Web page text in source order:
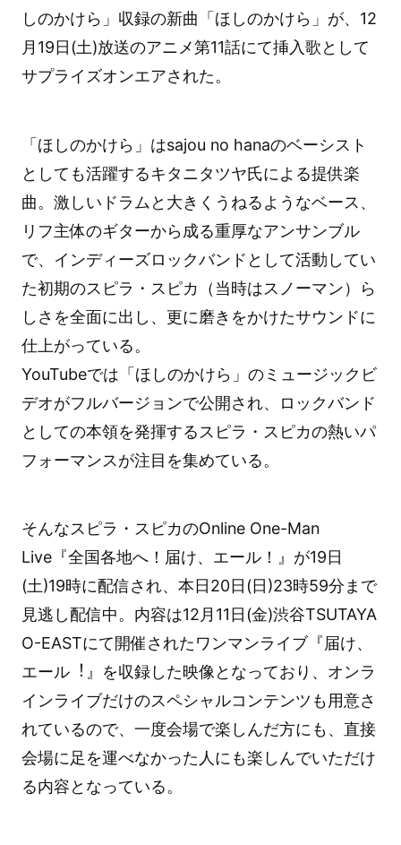
しのかけら」収録の新曲「ほしのかけら」が、12
月19日(土)放送のアニメ第11話にて挿入歌として
サプライズオンエアされた。
「ほしのかけら」はsajou no hanaのベーシスト
としても活躍するキタニタツヤ氏による提供楽
曲。激しいドラムと大きくうねるようなベース、
リフ主体のギターから成る重厚なアンサンブル
で、インディーズロックバンドとして活動してい
た初期のスピラ・スピカ（当時はスノーマン）ら
しさを全面に出し、更に磨きをかけたサウンドに
仕上がっている。
YouTubeでは「ほしのかけら」のミュージックビ
デオがフルバージョンで公開され、ロックバンド
としての本領を発揮するスピラ・スピカの熱いパ
フォーマンスが注目を集めている。
そんなスピラ・スピカのOnline One-Man
Live『全国各地へ！届け、エール！』が19日
(土)19時に配信され、本日20日(日)23時59分まで
見逃し配信中。内容は12月11日(金)渋谷TSUTAYA
O-EASTにて開催されたワンマンライブ『届け、
エール︕』を収録した映像となっており、オンラ
インライブだけのスペシャルコンテンツも用意さ
れているので、一度会場で楽しんだ方にも、直接
会場に足を運べなかった人にも楽しんでいただけ
る内容となっている。